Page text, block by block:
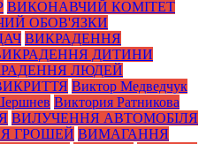
ВИКОНАВЧИЙ КОМІТЕТ
ОБОВ'ЯЗКИ
ВИКРАДЕННЯ
ДИТИНИ
ЛЮДЕЙ
Виктор Медведчук
Виктория Ратникова
ВИЛУЧЕННЯ АВТОМОБІЛЯ
ГРОШЕЙ ВИМАГАННЯ